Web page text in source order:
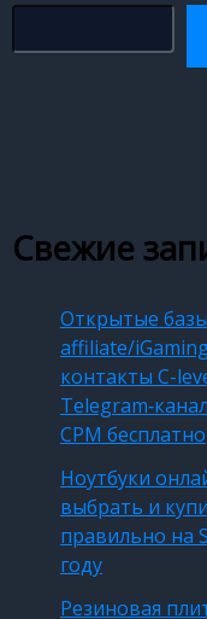
Свежие
Открытые
affiliate/
контакты C-
CPM бесплатно
Ноутбуки
выбрать и
правильно на
году
Резиновая